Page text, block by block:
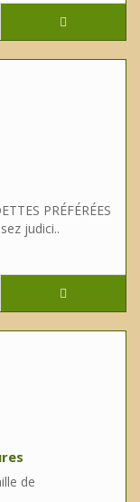
PRÉFÉRÉES
judici..
de